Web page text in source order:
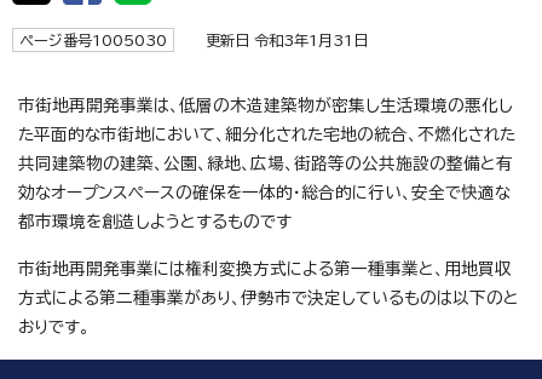
ページ番号1005030 更新日 令和3年1月31日
市街地再開発事業は、低層の木造建築物が密集し生活環境の悪化し
た平面的な市街地において、細分化された宅地の統合、不燃化された
共同建築物の建築、公園、緑地、広場、街路等の公共施設の整備と有
効なオープンスペースの確保を一体的・総合的に行い、安全で快適な
都市環境を創造しようとするものです
市街地再開発事業には権利変換方式による第一種事業と、用地買収
方式による第二種事業があり、伊勢市で決定しているものは以下のと
おりです。